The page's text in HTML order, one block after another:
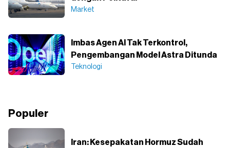
Market
Imbas Agen AI Tak Terkontrol,
Pengembangan Model Astra Ditunda
Teknologi
Populer
Iran: Kesepakatan Hormuz Sudah